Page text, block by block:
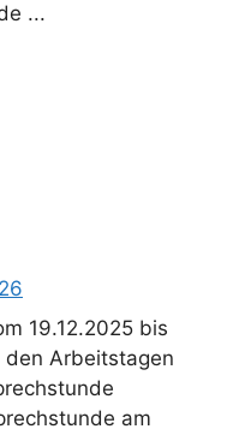
...
19.12.2025 bis
den Arbeitstagen
am